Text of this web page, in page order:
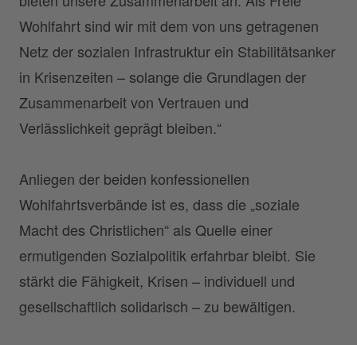
Wohlfahrt sind wir mit dem von uns getragenen
Netz der sozialen Infrastruktur ein Stabilitätsanker
in Krisenzeiten – solange die Grundlagen der
Zusammenarbeit von Vertrauen und
Verlässlichkeit geprägt bleiben.“
Anliegen der beiden konfessionellen
Wohlfahrtsverbände ist es, dass die „soziale
Macht des Christlichen“ als Quelle einer
ermutigenden Sozialpolitik erfahrbar bleibt. Sie
stärkt die Fähigkeit, Krisen – individuell und
gesellschaftlich solidarisch – zu bewältigen.